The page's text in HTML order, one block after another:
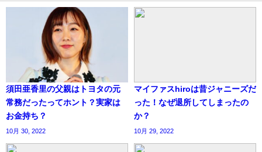
須田亜香里の父親はトヨタの元
常務だったってホント？実家は
お金持ち？
10月 30, 2022
マイファスhiroは昔ジャニーズだ
った！なぜ退所してしまったの
か？
10月 29, 2022